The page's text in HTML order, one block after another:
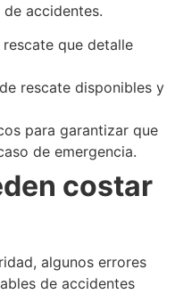
accidentes.
que detalle
rescate disponibles y
para garantizar que
de emergencia.
costar
algunos errores
de accidentes